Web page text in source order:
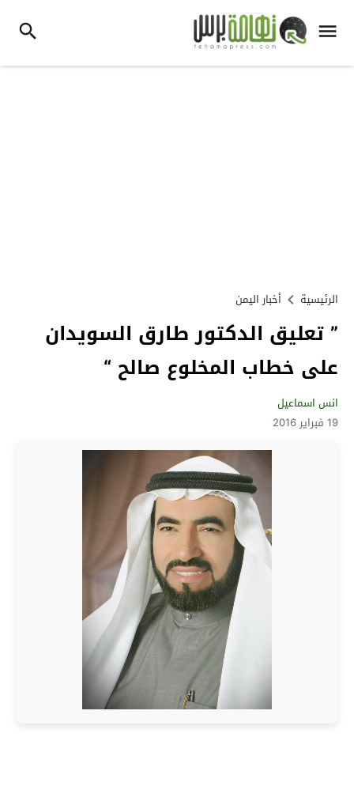
الرئيسية أخبار اليمن
” تعليق الدكتور طارق السويدان
على خطاب المخلوع صالح “
انس اسماعيل
19 فبراير 2016